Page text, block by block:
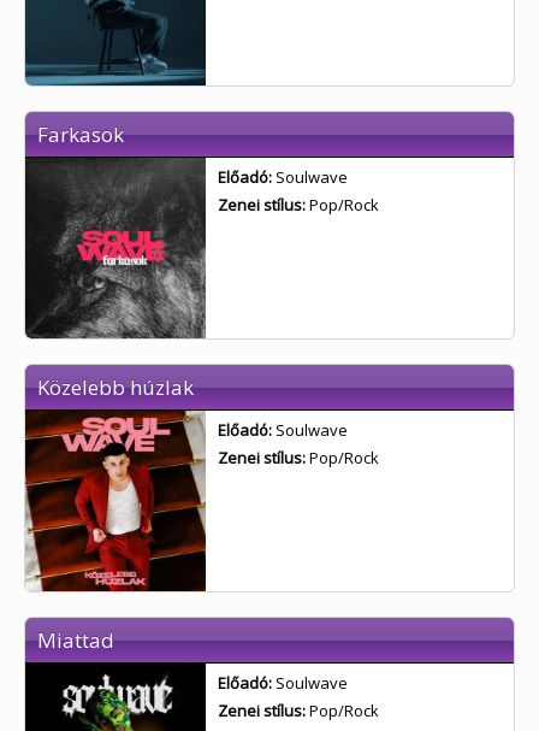
Farkasok
Előadó: Soulwave
Zenei stílus:Pop/Rock
Közelebb húzlak
Előadó: Soulwave
Zenei stílus:Pop/Rock
Miattad
Előadó: Soulwave
Zenei stílus:Pop/Rock